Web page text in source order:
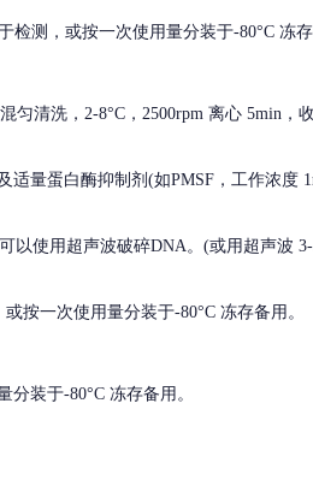
检测，或按一次使用量分装于-80°C 冻存
匀清洗，2-8°C，2500rpm 离心 5min
适量蛋白酶抑制剂(如PMSF，工作浓度
以使用超声波破碎DNA。(或用超声波
按一次使用量分装于-80°C 冻存备用。
装于-80°C 冻存备用。